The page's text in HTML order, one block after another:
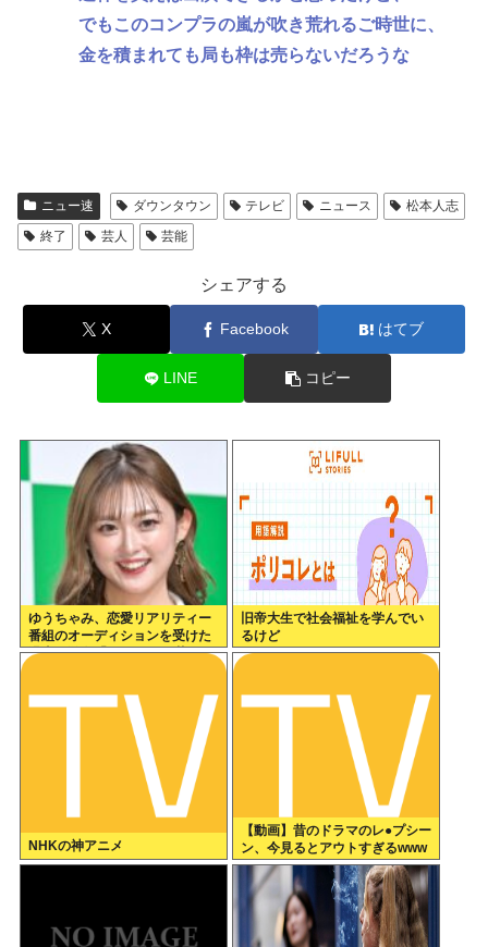
でもこのコンプラの嵐が吹き荒れるご時世に、
金を積まれても局も枠は売らないだろうな
ニュー速 ダウンタウン テレビ ニュース
松本人志
終了
芸人 芸能
シェアする
X Facebook はてブ
LINE コピー
ゆうちゃみ、恋愛リアリティー
番組のオーディションを受けた
過去を激白「10回くらい落ちて
旧帝大生で社会福祉を学んでい
るけど
NHKの神アニメ
【動画】昔のドラマのレ●プシー
ン、今見るとアウトすぎるwww